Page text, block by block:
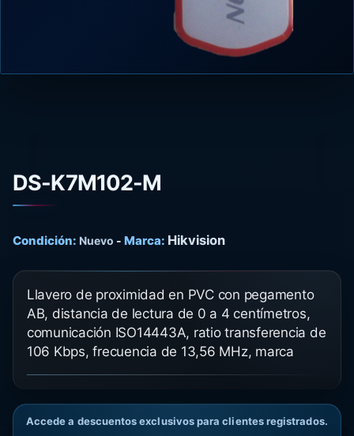
DS-K7M102-M
Condición: Nuevo - Marca: Hikvision
Llavero de proximidad en PVC con pegamento
AB, distancia de lectura de 0 a 4 centímetros,
comunicación ISO14443A, ratio transferencia de
106 Kbps, frecuencia de 13,56 MHz, marca
Accede a descuentos exclusivos para clientes registrados.